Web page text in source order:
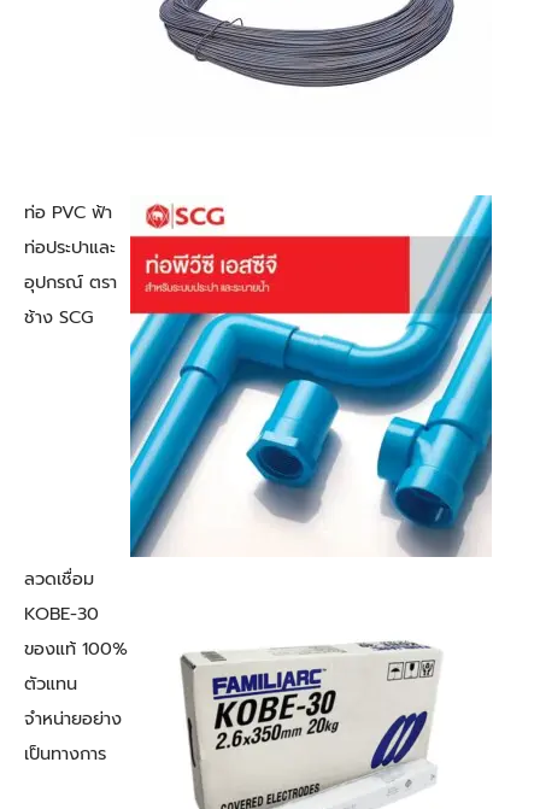
ท่อ PVC ฟ้า
ท่อประปาและ
อุปกรณ์ ตรา
ช้าง SCG
ลวดเชื่อม
KOBE-30
ของแท้ 100%
ตัวแทน
จำหน่ายอย่าง
เป็นทางการ